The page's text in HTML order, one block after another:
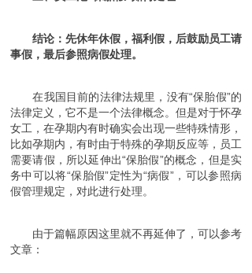
结论：先休年休假，福利假，后鼓励员工请
事假，最后参照病假处理。
在我国目前的法律法规里，没有“保胎假”的
法律定义，它不是一个法律概念。但是对于怀孕
女工，在孕期内有时确实会出现一些特殊情形，
比如孕期内，有时由于特殊的孕期反应等，员工
需要请假，所以延伸出“保胎假”的概念，但是实
务中可以将“保胎假”定性为“病假”，可以参照病
假管理规定，对此进行处理。
由于篇幅原因这里就不再延伸了，可以参考
文章：